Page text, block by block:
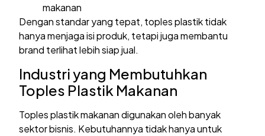
makanan
Dengan standar yang tepat, toples plastik tidak
hanya menjaga isi produk, tetapi juga membantu
brand terlihat lebih siap jual.
Industri yang Membutuhkan
Toples Plastik Makanan
Toples plastik makanan digunakan oleh banyak
sektor bisnis. Kebutuhannya tidak hanya untuk